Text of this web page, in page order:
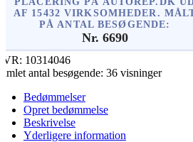
AF 15432 VIRKSOMHEDER.
PÅ ANTAL BESØGENDE:
Nr. 6690
10314046
antal besøgende: 36 visninger
Bedømmelser
Opret bedømmelse
Beskrivelse
Yderligere information